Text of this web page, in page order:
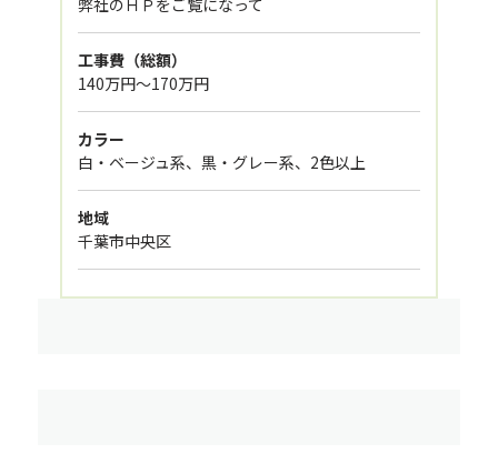
弊社のＨＰをご覧になって
工事費（総額）
140万円～170万円
カラー
白・ベージュ系、黒・グレー系、2色以上
地域
千葉市中央区